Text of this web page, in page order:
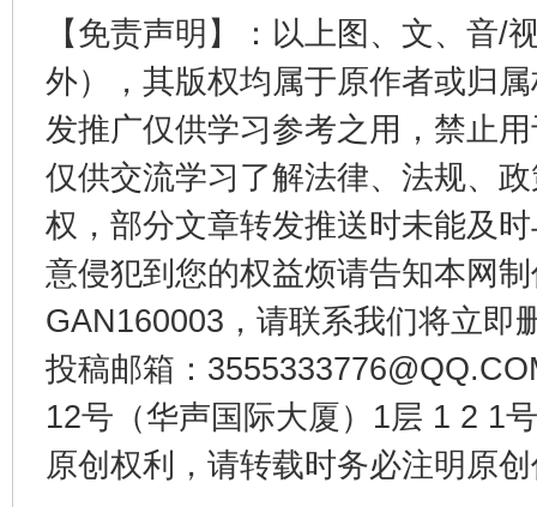
【免责声明】：以上图、文、音/
外），其版权均属于原作者或归
发推广仅供学习参考之用，禁止
仅供交流学习了解法律、法规、
权，部分文章转发推送时未能及
意侵犯到您的权益烦请告知本网
GAN160003，请联系我们将立即
投稿邮箱：
12号（华声国际大厦）1层 1 2 1
原创权利，请转载时务必注明原
法徽映军营 权益有保障
一批国家标准开始实施